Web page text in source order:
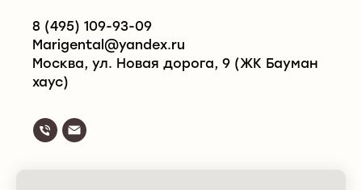
Наша клиника объединяет передовые
технологии, превентивный подход и
вашим лицом и телом, предлагая:
8 (495) 109-93-09
Marigental@yandex.ru
Москва, ул. Новая дорога, 9 (ЖК Бауман
хаус)